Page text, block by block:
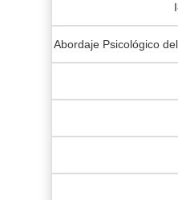
Abordaje Psicológico